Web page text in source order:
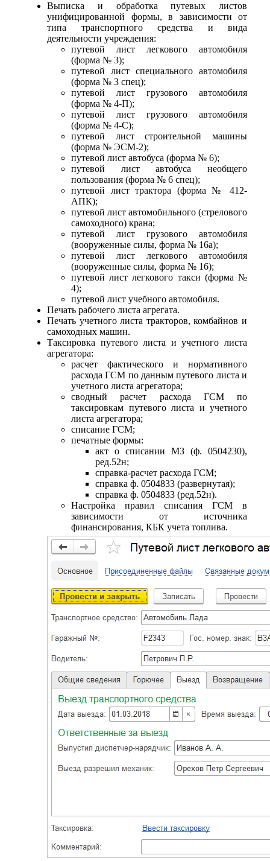
Выписка и обработка путевых листов
унифицированной формы, в зависимости от
типа транспортного средства и вида
деятельности учреждения:
путевой лист легкового автомобиля
(форма № 3);
путевой лист специального автомобиля
(форма № 3 спец);
путевой лист грузового автомобиля
(форма № 4-П);
путевой лист грузового автомобиля
(форма № 4-С);
путевой лист строительной машины
(форма № ЭСМ-2);
путевой лист автобуса (форма № 6);
путевой лист автобуса необщего
пользования (форма № 6 спец);
путевой лист трактора (форма № 412-
АПК);
путевой лист автомобильного (стрелового
самоходного) крана;
путевой лист грузового автомобиля
(вооруженные силы, форма № 16а);
путевой лист легкового автомобиля
(вооруженные силы, форма № 16);
путевой лист легкового такси (форма №
4);
путевой лист учебного автомобиля.
Печать рабочего листа агрегата.
Печать учетного листа тракторов, комбайнов и
самоходных машин.
Таксировка путевого листа и учетного листа
агрегатора:
расчет фактического и нормативного
расхода ГСМ по данным путевого листа и
учетного листа агрегатора;
сводный расчет расхода ГСМ по
таксировкам путевого листа и учетного
листа агрегатора;
списание ГСМ;
печатные формы:
акт о списании МЗ (ф. 0504230),
ред.52н;
справка-расчет расхода ГСМ;
справка ф. 0504833 (развернутая);
справка ф. 0504833 (ред.52н).
Настройка правил списания ГСМ в
зависимости от источника
финансирования, КБК учета топлива.